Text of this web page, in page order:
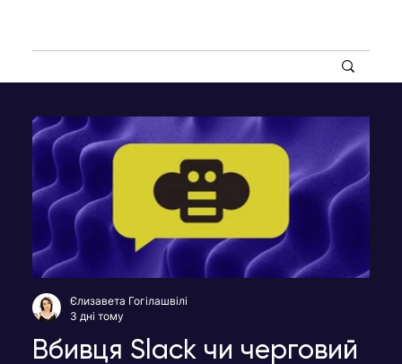
Вбивця Slack чи черговий
Єлизавета Гогілашвілі
3 дні тому